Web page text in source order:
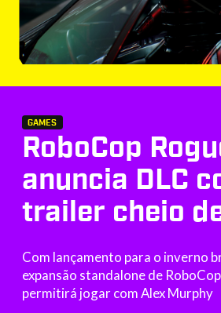
GAMES
RoboCop
anuncia DLC
trailer cheio
Com lançamento para o inverno
expansão standalone de
permitirá jogar com Alex Murphy